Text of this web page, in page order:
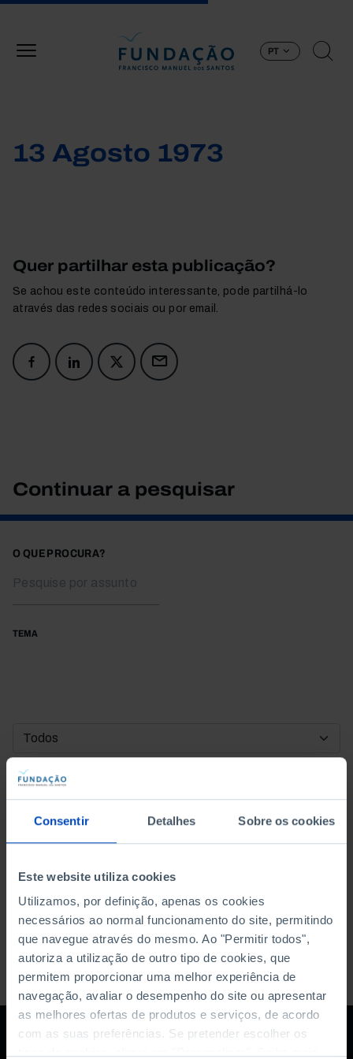
Consentir Detalhes Sobre os cookies
Este website utiliza cookies
Utilizamos, por definição, apenas os cookies
necessários ao normal funcionamento do site, permitindo
que navegue através do mesmo. Ao "Permitir todos",
autoriza a utilização de outro tipo de cookies, que
permitem proporcionar uma melhor experiência de
navegação, avaliar o desempenho do site ou apresentar
as melhores ofertas de produtos e serviços, de acordo
com as suas preferências. Se pretender escolher os
PT
13 Agosto 1973
Quer partilhar esta publicação?
Se achou este conteúdo interessante, pode partilhá-lo
através das redes sociais ou por email.
Continuar a pesquisar
O QUE PROCURA?
TEMA
DATA DE INÍCIO
DATA DE FIM